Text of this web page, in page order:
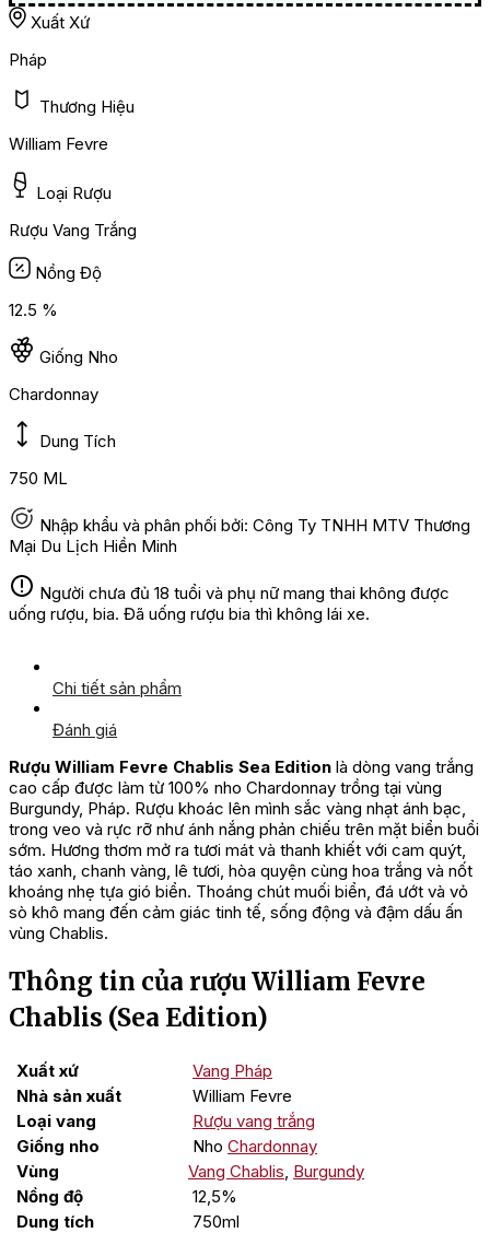
Xuất Xứ
Pháp
Thương Hiệu
William Fevre
Loại Rượu
Rượu Vang Trắng
Nồng Độ
12.5 %
Giống Nho
Chardonnay
Dung Tích
750 ML
Nhập khẩu và phân phối bởi: Công Ty TNHH MTV Thương
Mại Du Lịch Hiền Minh
Người chưa đủ 18 tuổi và phụ nữ mang thai không được
uống rượu, bia. Đã uống rượu bia thì không lái xe.
Chi tiết sản phẩm
Đánh giá
Rượu William Fevre Chablis Sea Edition là dòng vang trắng
cao cấp được làm từ 100% nho Chardonnay trồng tại vùng
Burgundy, Pháp. Rượu khoác lên mình sắc vàng nhạt ánh bạc,
trong veo và rực rỡ như ánh nắng phản chiếu trên mặt biển buổi
sớm. Hương thơm mở ra tươi mát và thanh khiết với cam quýt,
táo xanh, chanh vàng, lê tươi, hòa quyện cùng hoa trắng và nốt
khoáng nhẹ tựa gió biển. Thoáng chút muối biển, đá ướt và vỏ
sò khô mang đến cảm giác tinh tế, sống động và đậm dấu ấn
vùng Chablis.
Thông tin của rượu William Fevre
Chablis (Sea Edition)
Xuất xứ
Vang Pháp
Nhà sản xuất
William Fevre
Loại vang
Rượu vang trắng
Giống nho
Nho Chardonnay
Vùng
Vang Chablis Burgundy
Nồng độ
12,5%
Dung tích
750ml